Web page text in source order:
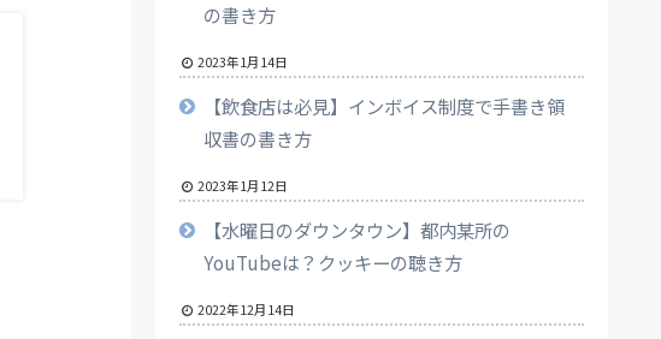
の書き方
2023年1月14日
【飲食店は必見】インボイス制度で手書き領
収書の書き方
2023年1月12日
【水曜日のダウンタウン】都内某所の
YouTubeは？クッキーの聴き方
2022年12月14日